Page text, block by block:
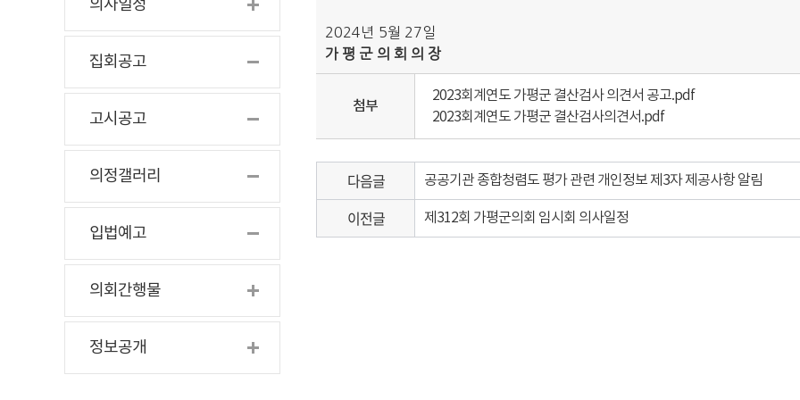
의사일정
집회공고
고시공고
의정갤러리
입법예고
의회간행물
정보공개
2024년 5월 27일
가 평 군 의 회 의 장
첨부
2023회계연도 가평군 결산검사 의견서 공고.pdf
2023회계연도 가평군 결산검사의견서.pdf
다음글 공공기관 종합청렴도 평가 관련 개인정보 제3자 제공사항 알림
이전글 제312회 가평군의회 임시회 의사일정